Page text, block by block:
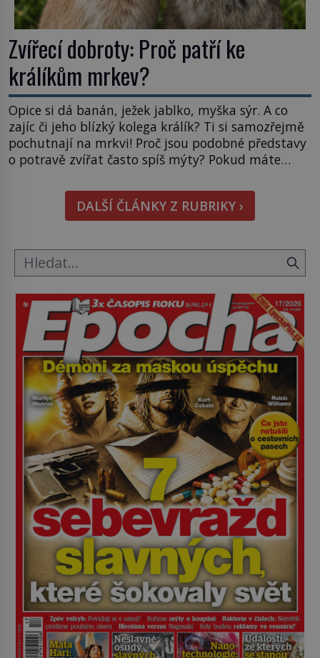
Zvířecí dobroty: Proč patří ke
králíkům mrkev?
Opice si dá banán, ježek jablko, myška sýr. A co
zajíc či jeho blízký kolega králík? Ti si samozřejmě
pochutnají na mrkvi! Proč jsou podobné představy
o potravě zvířat často spíš mýty? Pokud máte
i bude chutnat, ovšem měl by ji mít jen jako
občasný pamlsek. […]DALŠÍ ČLÁNKY Z RUBRIKY ›